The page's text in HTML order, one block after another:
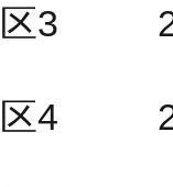
区3
区4